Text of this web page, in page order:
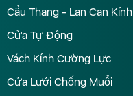
Cầu Thang - Lan Can Kính
Cửa Tự Động
Vách Kính Cường Lực
Cửa Lưới Chống Muỗi